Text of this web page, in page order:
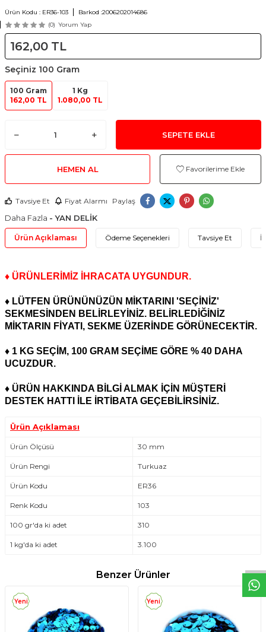
Ürün Kodu : ER36-103 Barkod :2006202014686
(0) Yorum Yap
162,00 TL
Seçiniz 100 Gram
100 Gram
162,00 TL
1 Kg
1.080,00 TL
SEPETE EKLE
HEMEN AL Favorilerime Ekle
Tavsiye Et Fiyat Alarmı Paylaş
Daha Fazla - YAN DELİK
Ürün Açıklaması Ödeme Seçenekleri Tavsiye Et
♦ ÜRÜNLERİMİZ İHRACATA UYGUNDUR.
♦ LÜTFEN ÜRÜNÜNÜZÜN MİKTARINI 'SEÇİNİZ'
SEKMESİNDEN BELİRLEYİNİZ. BELİRLEDİĞİNİZ
MİKTARIN FİYATI, SEKME ÜZERİNDE GÖRÜNECEKTİR.
♦ 1 KG SEÇİM, 100 GRAM SEÇİME GÖRE % 40 DAHA
UCUZDUR.
♦ ÜRÜN HAKKINDA BİLGİ ALMAK İÇİN MÜŞTERİ
DESTEK HATTI İLE İRTİBATA GEÇEBİLİRSİNİZ.
Ürün Açıklaması
Ürün Ölçüsü 30 mm
Ürün Rengi Turkuaz
Ürün Kodu ER36
Renk Kodu 103
100 gr'da ki adet 310
1 kg'da ki adet 3.100
Benzer Ürünler
Yeni Yeni